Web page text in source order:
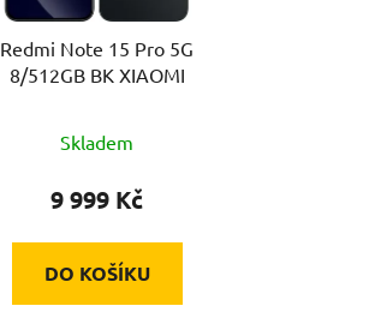
Redmi Note 15 Pro 5G
8/512GB BK XIAOMI
Skladem
9 999 Kč
DO KOŠÍKU